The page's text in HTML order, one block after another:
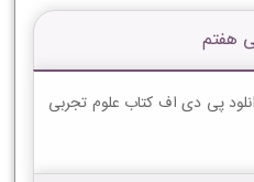
هفتم
پی دی اف کتاب علوم تجربی